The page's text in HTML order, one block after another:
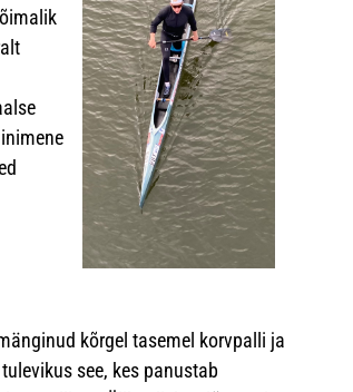
kõrgel tasemel korvpalli ja
see, kes panustab